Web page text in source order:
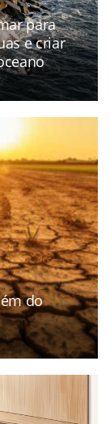
para
e criar
do